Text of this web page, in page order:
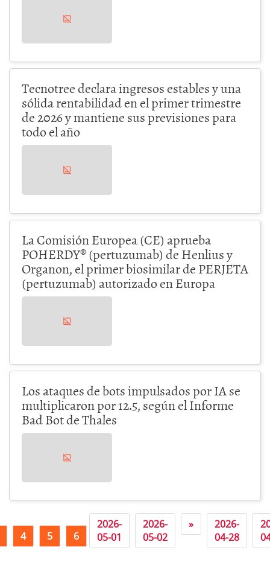
Tecnotree declara ingresos estables y una
sólida rentabilidad en el primer trimestre
de 2026 y mantiene sus previsiones para
todo el año
La Comisión Europea (CE) aprueba
POHERDY® (pertuzumab) de Henlius y
Organon, el primer biosimilar de PERJETA
(pertuzumab) autorizado en Europa
Los ataques de bots impulsados por IA se
multiplicaron por 12.5, según el Informe
Bad Bot de Thales
4 5 6 7
2026-
05-01
2026-
05-02
»
2026-
04-28